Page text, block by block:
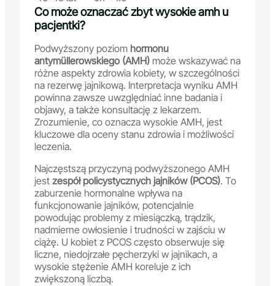
Co może oznaczać zbyt wysokie amh u
pacjentki?
Podwyższony poziom hormonu
antymüllerowskiego (AMH) może wskazywać na
różne aspekty zdrowia kobiety, w szczególności
na rezerwę jajnikową. Interpretacja wyniku AMH
powinna zawsze uwzględniać inne badania i
objawy, a także konsultację z lekarzem.
Zrozumienie, co oznacza wysokie AMH, jest
kluczowe dla oceny stanu zdrowia i możliwości
leczenia.
Najczęstszą przyczyną podwyższonego AMH
jest zespół policystycznych jajników (PCOS). To
zaburzenie hormonalne wpływa na
funkcjonowanie jajników, potencjalnie
powodując problemy z miesiączką, trądzik,
nadmierne owłosienie i trudności w zajściu w
ciążę. U kobiet z PCOS często obserwuje się
liczne, niedojrzałe pęcherzyki w jajnikach, a
wysokie stężenie AMH koreluje z ich
zwiększoną liczbą.